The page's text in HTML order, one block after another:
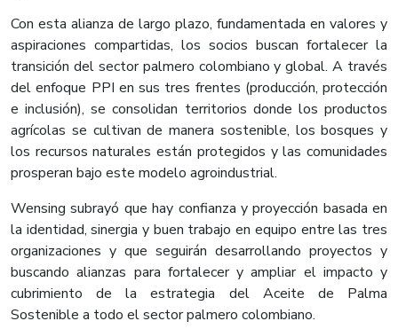
Con esta alianza de largo plazo, fundamentada en valores y
aspiraciones compartidas, los socios buscan fortalecer la
transición del sector palmero colombiano y global. A través
del enfoque PPI en sus tres frentes (producción, protección
e inclusión), se consolidan territorios donde los productos
agrícolas se cultivan de manera sostenible, los bosques y
los recursos naturales están protegidos y las comunidades
prosperan bajo este modelo agroindustrial.
Wensing subrayó que hay confianza y proyección basada en
la identidad, sinergia y buen trabajo en equipo entre las tres
organizaciones y que seguirán desarrollando proyectos y
buscando alianzas para fortalecer y ampliar el impacto y
cubrimiento de la estrategia del Aceite de Palma
Sostenible a todo el sector palmero colombiano.